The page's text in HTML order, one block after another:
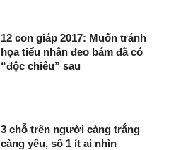
12 con giáp 2017: Muốn tránh
họa tiểu nhân đeo bám đã có
“độc chiêu” sau
3 chỗ trên người càng trắng
càng yếu, số 1 ít ai nhìn